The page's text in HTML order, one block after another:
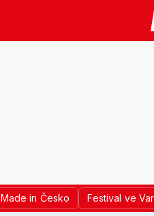
Made in Česko Festival ve